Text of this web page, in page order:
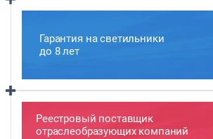
Гарантия на светильники
до 8 лет
Реестровый поставщик
отраслеобразующих компаний